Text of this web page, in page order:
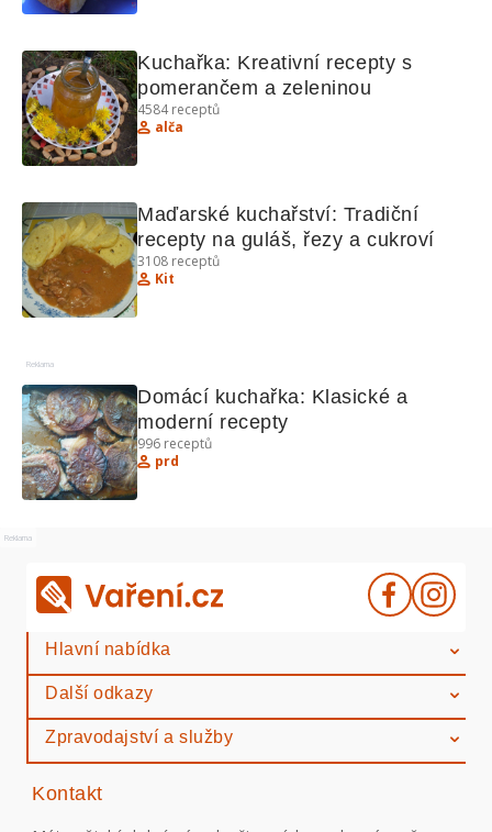
Kuchařka: Kreativní recepty s
pomerančem a zeleninou
4584receptů
alča
Maďarské kuchařství: Tradiční
recepty na guláš, řezy a cukroví
3108 receptů
Kit
Reklama
Domácí kuchařka: Klasické a
moderní recepty
996 receptů
prd
Reklama
Hlavní nabídka
Další odkazy
Zpravodajství a služby
Kontakt